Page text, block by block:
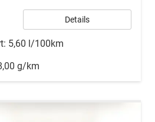
Details
5,60 l/100km
g/km